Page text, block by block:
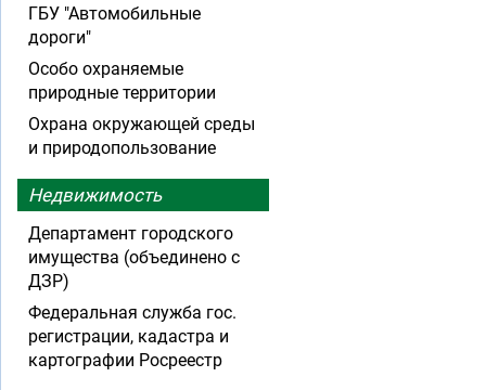
ГБУ "Автомобильные
дороги"
Особо охраняемые
природные территории
Охрана окружающей среды
и природопользование
Недвижимость
Департамент городского
имущества (объединено с
ДЗР)
Федеральная служба гос.
регистрации, кадастра и
картографии Росреестр